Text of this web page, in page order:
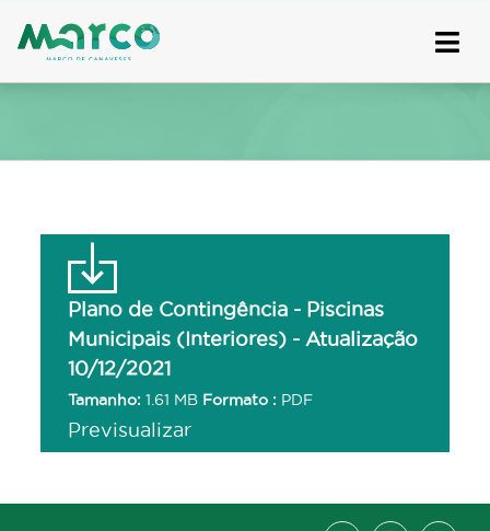
to
Plano de Contingência - Piscinas
Municipais (Interiores) - Atualização
10/12/2021
Tamanho: 1.61 MB Formato : PDF
Previsualizar